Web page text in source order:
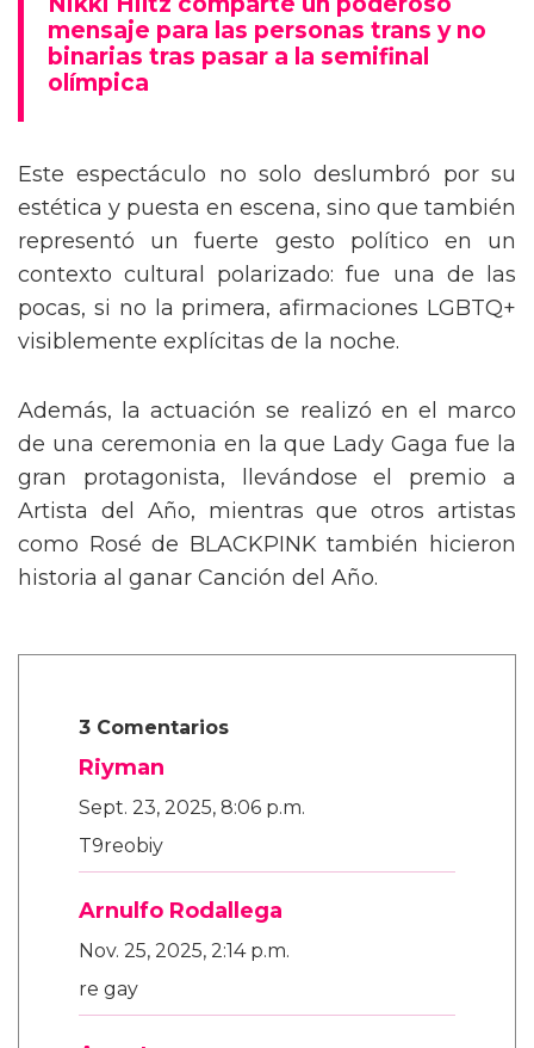
Nikki Hiltz comparte un poderoso
mensaje para las personas trans y no
binarias tras pasar a la semifinal
olímpica
Este espectáculo no solo deslumbró por su
estética y puesta en escena, sino que también
representó un fuerte gesto político en un
contexto cultural polarizado: fue una de las
pocas, si no la primera, afirmaciones LGBTQ+
visiblemente explícitas de la noche.
Además, la actuación se realizó en el marco
de una ceremonia en la que Lady Gaga fue la
gran protagonista, llevándose el premio a
Artista del Año, mientras que otros artistas
como Rosé de BLACKPINK también hicieron
historia al ganar Canción del Año.
Riyman
Arnulfo Rodallega